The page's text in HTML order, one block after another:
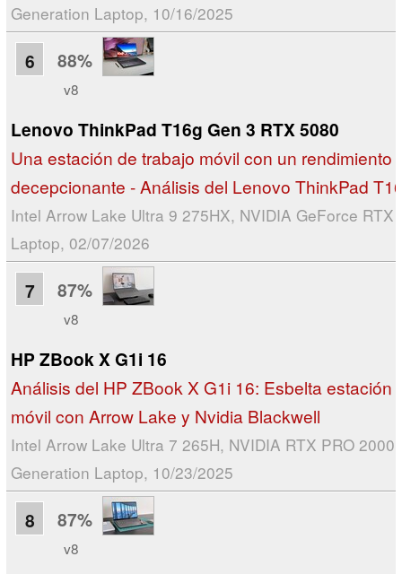
Generation Laptop, 10/16/2025
6 88%
v8
Lenovo ThinkPad T16g Gen 3 RTX 5080
Una estación de trabajo móvil con un rendimiento
decepcionante - Análisis del Lenovo ThinkPad
Intel Arrow Lake Ultra 9 275HX, NVIDIA GeForce RTX
Laptop, 02/07/2026
7 87%
v8
HP ZBook X G1i 16
Análisis del HP ZBook X G1i 16: Esbelta estación
móvil con Arrow Lake y Nvidia Blackwell
Intel Arrow Lake Ultra 7 265H, NVIDIA RTX PRO 2000
Generation Laptop, 10/23/2025
8 87%
v8